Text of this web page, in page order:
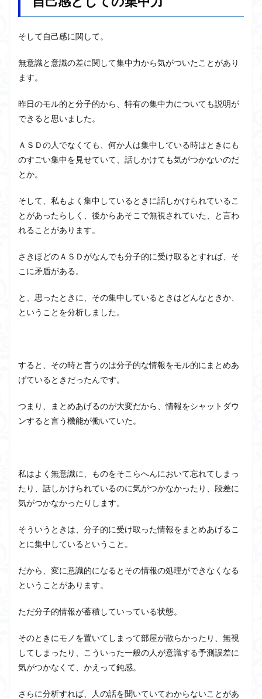
そして自己感に関して。
無意識と意識の差に関して集中力から気がついたことがあり
ます。
昨日のモル的と分子的から、特有の集中力についても説明が
できると思いました。
ＡＳＤの人でなくても、何か人は集中している時はときにも
のすごい集中を見せていて、話しかけても気がつかないのだ
とか。
そして、私もよく集中しているときに話しかけられているこ
とがあったらしく、後からあそこで無視されていた、と言わ
れることがあります。
さきほどのＡＳＤがなんでも分子的に受け取るとすれば、そ
こに矛盾がある。
と、思ったときに、その集中しているときはどんなときか、
ということを分析しました。
すると、その時と言うのは分子的な情報をモル的にまとめあ
げているときだったんです。
つまり、まとめあげるのが大変だから、情報をシャットダウ
ンすると言う機能が働いていた。
私はよく無意識に、ものをそこらへんにおいて忘れてしまっ
たり、話しかけられているのに気がつかなかったり、段差に
気がつかなかったりします。
そういうときは、分子的に受け取った情報をまとめあげるこ
とに集中しているということ。
だから、変に意識的になるとその情報の処理ができなくなる
ということがあります。
ただ分子的情報が蓄積していっている状態。
そのときにモノを置いてしまって部屋が散らかったり、無視
してしまったり、こういった一般の人が意識する予測誤差に
気がつかなくて、かえって鈍感。
さらに分析すれば、人の話を聞いていてわからないことがあ